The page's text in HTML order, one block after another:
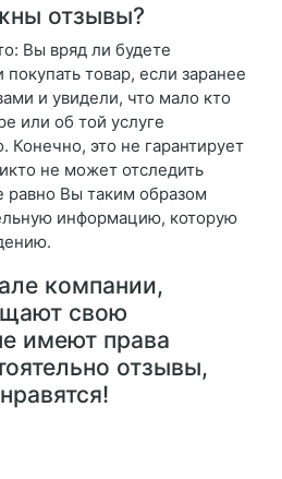
отзывы?
Вы вряд ли будете
покупать товар, если заранее
и увидели, что мало кто
или об той услуге
Конечно, это не гарантирует
не может отследить
равно Вы таким образом
информацию, которую
компании,
свою
имеют права
отзывы,